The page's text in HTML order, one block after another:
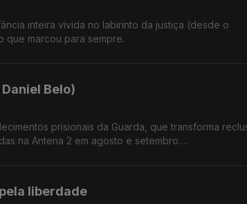
inteira vivida no labirinto da justiça (desde o
que marcou para sempre.
Belo)
prisionais da Guarda, que transforma
na Antena 2 em agosto e setembro.
liberdade